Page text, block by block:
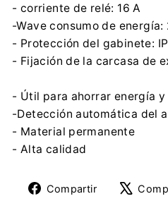
- corriente de relé: 16 A
-Wave consumo de energía:
- Protección del gabinete:
- Fijación de la carcasa de
- Útil para ahorrar energía
-Detección automática del
- Material permanente
- Alta calidad
Compartir
Compartir